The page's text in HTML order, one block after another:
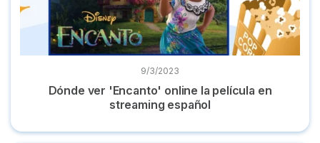
9/3/2023
Dónde ver 'Encanto' online la película en
streaming español